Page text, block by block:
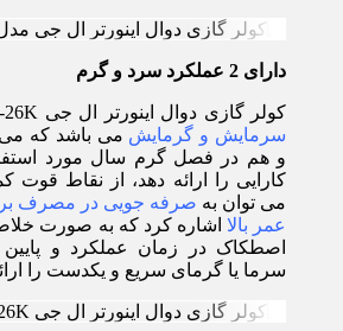
دارای 2 عملکرد سرد و گرم
کولر گازی دوال اینورتر ال جی BMP-26K دارای دو عملکرد
سرمایش و گرمایش می باشد که
و هم در فصل گرم سال مورد
کارایی را ارائه دهد، از نقاط قوت
می توان به صرفه جویی در مصرف
عمر بالا اشاره کرد که به صورت
اصطکاک در زمان عملکرد و پایین
سرما یا گرمای سریع و یکدست را